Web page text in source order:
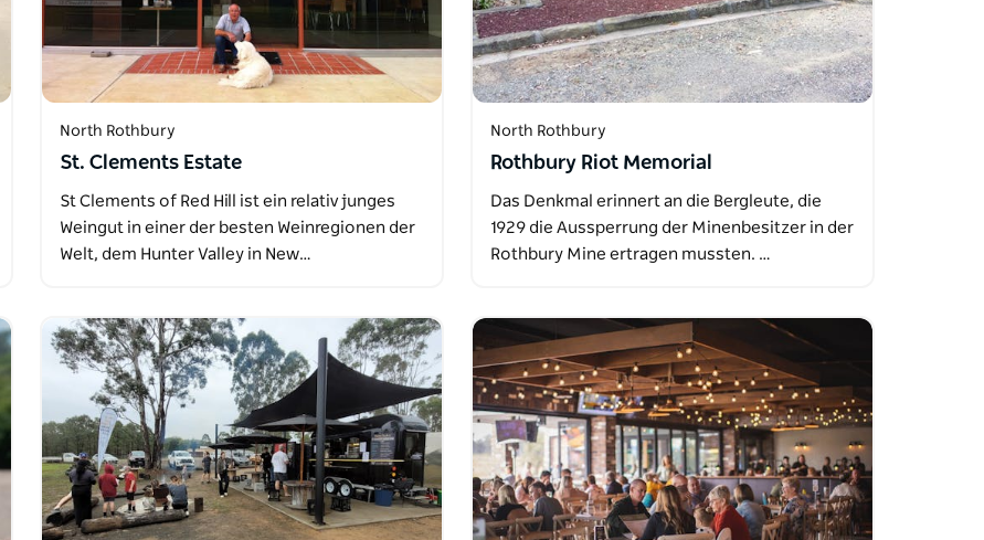
North Rothbury
St. Clements Estate
St Clements of Red Hill ist ein relativ junges
Weingut in einer der besten Weinregionen der
Welt, dem Hunter Valley in New…
North Rothbury
Rothbury Riot Memorial
Das Denkmal erinnert an die Bergleute, die
1929 die Aussperrung der Minenbesitzer in der
Rothbury Mine ertragen mussten. …